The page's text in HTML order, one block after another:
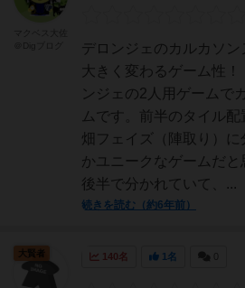
デロンジェのカルカソ
大きく変わるゲーム性
ンジェの2人用ゲームで
ムです。前半のタイル
畑フェイズ（陣取り）
かユニークなゲームだと
後半で分かれていて、...
続きを読む（約6年前）
140名 1名
大賢者